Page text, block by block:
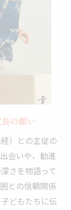
の節句で
の特徴比
りセット
るか迷う時
りのバラン
知る
と込められ
の願い
）との主従の
会いや、勧進
さを物語って
との信頼関係
どもたちに伝